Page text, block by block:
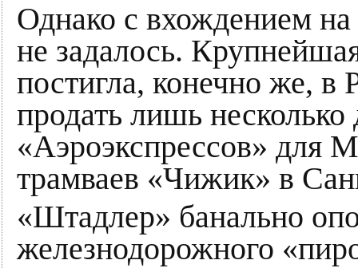
Однако с вхождением
не задалось.
постигла, конечно же,
продать лишь
«Аэроэкспрессов» для
трамваев «Чижик» в
«Штадлер» банально
железнодорожного